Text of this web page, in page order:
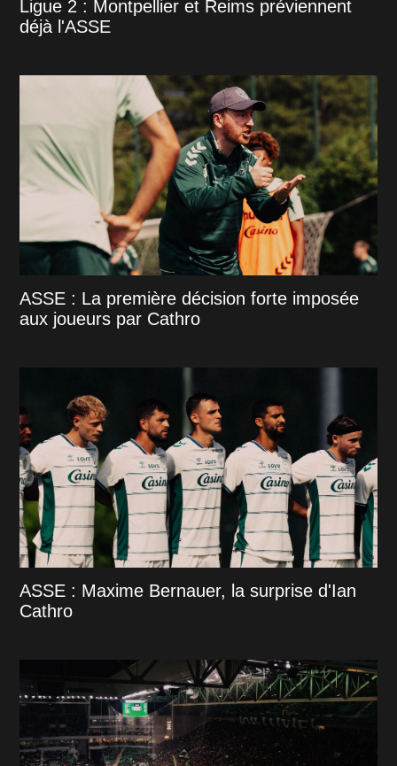
Ligue 2 : Montpellier et Reims préviennent
déjà l'ASSE
ASSE : La première décision forte imposée
aux joueurs par Cathro
ASSE : Maxime Bernauer, la surprise d'Ian
Cathro